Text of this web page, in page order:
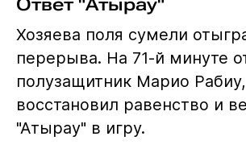
Ответ "Атырау"
Хозяева поля сумели
перерыва. На 71-й минуте
полузащитник Марио
восстановил равенство и
"Атырау" в игру.